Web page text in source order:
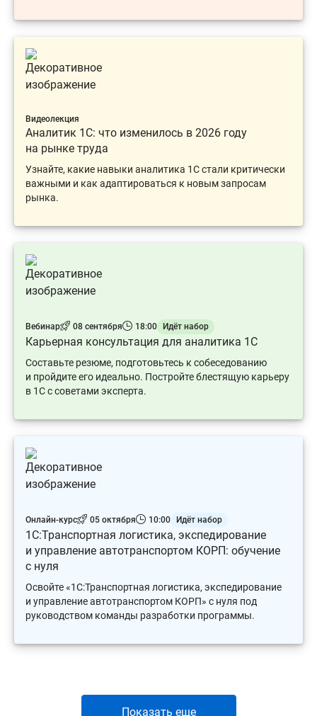
Видеолекция
Аналитик 1С: что изменилось в 2026 году
на рынке труда
Узнайте, какие навыки аналитика 1С стали критически
важными и как адаптироваться к новым запросам
рынка.
Вебинар 08 сентября 18:00 Идёт набор
Карьерная консультация для аналитика 1С
Составьте резюме, подготовьтесь к собеседованию
и пройдите его идеально. Постройте блестящую карьеру
в 1С с советами эксперта.
Онлайн-курс 05 октября 10:00 Идёт набор
1С:Транспортная логистика, экспедирование
и управление автотранспортом КОРП: обучение
с нуля
Освойте «1С:Транспортная логистика, экспедирование
и управление автотранспортом КОРП» с нуля под
руководством команды разработки программы.
Показать еще